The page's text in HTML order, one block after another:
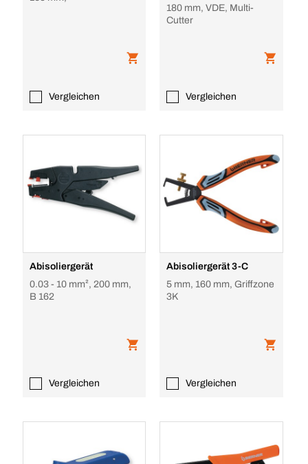
Vergleichen
180 mm, VDE, Multi-
Cutter
Vergleichen
Abisoliergerät
0.03 - 10 mm², 200 mm,
B 162
Vergleichen
Abisoliergerät 3-C
5 mm, 160 mm, Griffzone
3K
Vergleichen